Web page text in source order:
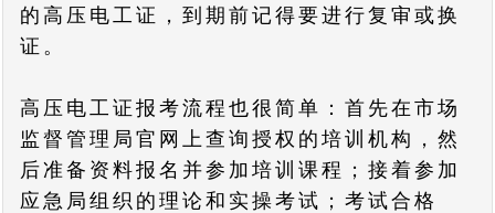
的高压电工证，到期前记得要进行复审或换
证。
高压电工证报考流程也很简单：首先在市场
监督管理局官网上查询授权的培训机构，然
后准备资料报名并参加培训课程；接着参加
应急局组织的理论和实操考试；考试合格